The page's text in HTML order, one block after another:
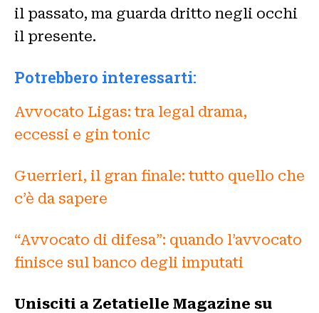
il passato, ma guarda dritto negli occhi
il presente.
Potrebbero interessarti:
Avvocato Ligas: tra legal drama,
eccessi e gin tonic
Guerrieri, il gran finale: tutto quello che
c’è da sapere
“Avvocato di difesa”: quando l’avvocato
finisce sul banco degli imputati
Unisciti a Zetatielle Magazine su